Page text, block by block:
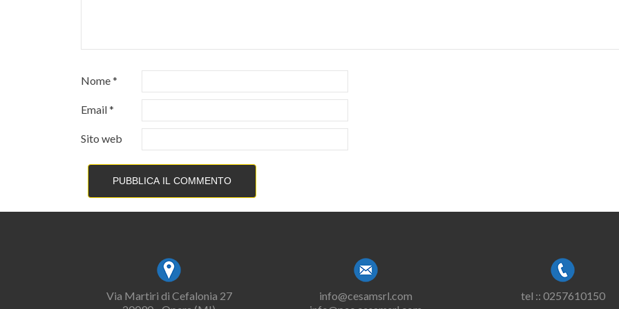
Nome*
Email*
Sito web
Via Martiri di Cefalonia 27
info@cesamsrl.com
tel :: 0257610150